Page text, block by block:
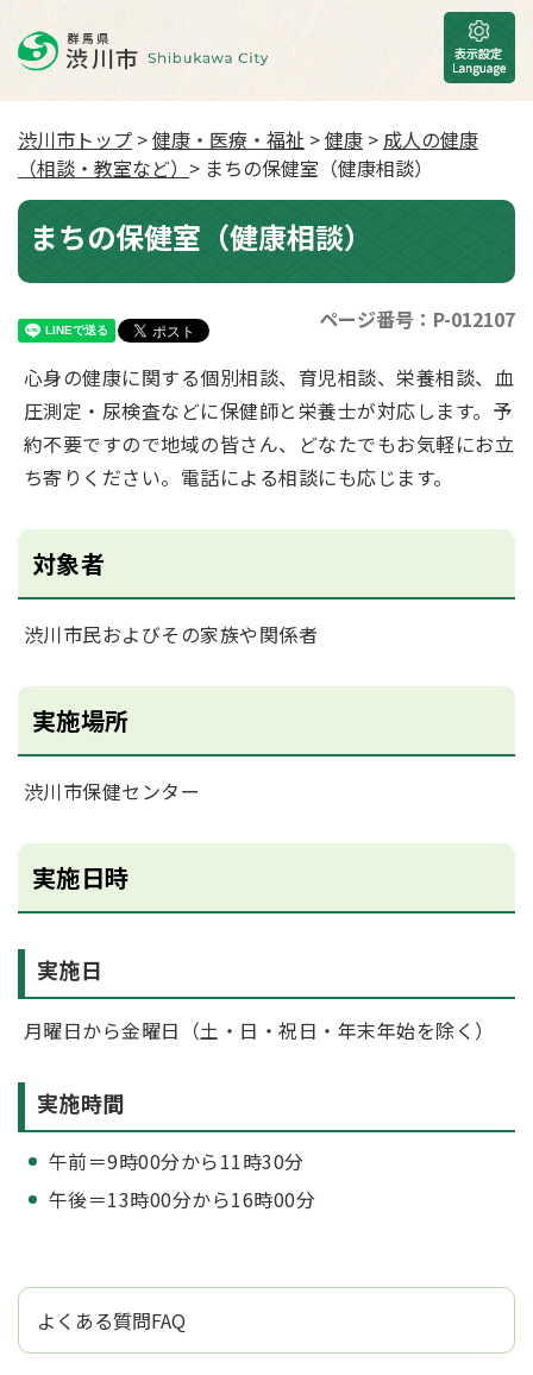
渋川市トップ >健康・医療・福祉 >健康 > 成人の健康
（相談・教室など） > まちの保健室（健康相談）
まちの保健室（健康相談）
ページ番号：P-012107
心身の健康に関する個別相談、育児相談、栄養相談、血
圧測定・尿検査などに保健師と栄養士が対応します。予
約不要ですので地域の皆さん、どなたでもお気軽にお立
ち寄りください。電話による相談にも応じます。
対象者
渋川市民およびその家族や関係者
実施場所
渋川市保健センター
実施日時
実施日
月曜日から金曜日（土・日・祝日・年末年始を除く）
実施時間
午前＝9時00分から11時30分
午後＝13時00分から16時00分
よくある質問FAQ